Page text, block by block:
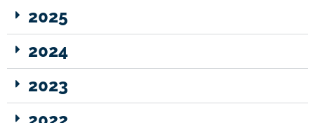
2025
2024
2023